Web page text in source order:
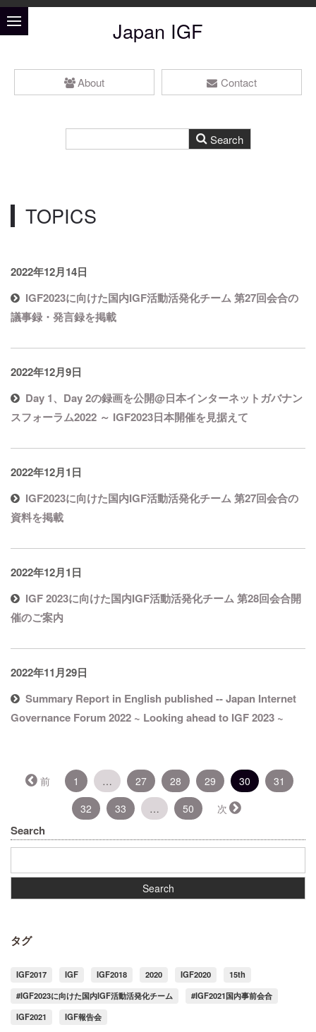
Japan IGF
About Contact
TOPICS
2022年12月14日
IGF2023に向けた国内IGF活動活発化チーム 第27回会合の
議事録・発言録を掲載
2022年12月9日
Day 1、Day 2の録画を公開@日本インターネットガバナン
スフォーラム2022 ～ IGF2023日本開催を見据えて
2022年12月1日
IGF2023に向けた国内IGF活動活発化チーム 第27回会合の
資料を掲載
2022年12月1日
IGF 2023に向けた国内IGF活動活発化チーム 第28回会合開
催のご案内
2022年11月29日
Summary Report in English published -- Japan Internet
Governance Forum 2022 ~ Looking ahead to IGF 2023 ~
前 1 … 27 28 29 30（こ
の
ジ）
31
32
33 … 50 次
Search
タグ
IGF2017 IGF IGF2018 2020 IGF2020
15th
#IGF2023に向けた国内IGF活動活発化チーム
#IGF2021国内事前会合
IGF2021
IGF報告会